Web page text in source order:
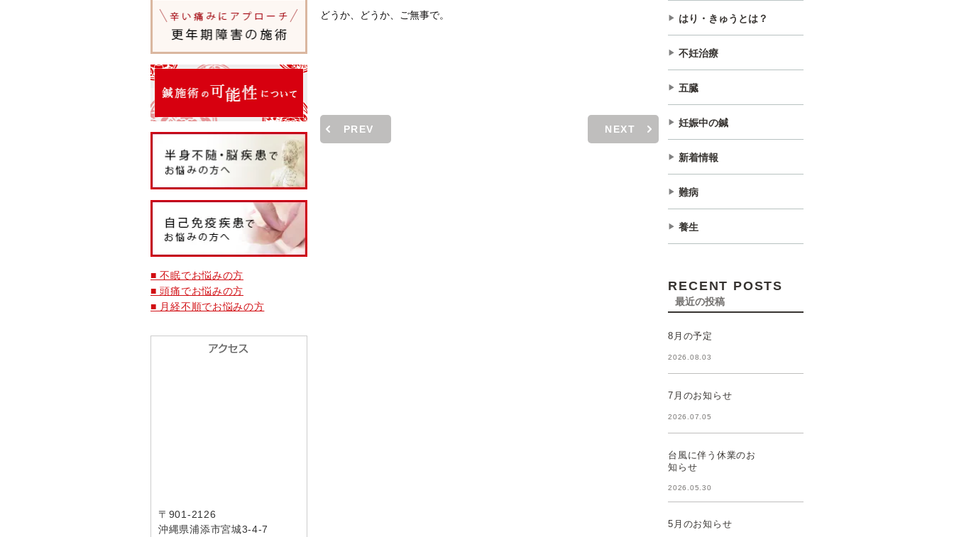
■ 不眠でお悩みの方
■ 頭痛でお悩みの方
■ 月経不順でお悩みの方
〒901-2126
沖縄県浦添市宮城3-4-7
どうか、どうか、ご無事で。
PREV NEXT
はり・きゅうとは？
不妊治療
五臓
妊娠中の鍼
新着情報
難病
養生
RECENT POSTS
最近の投稿
8月の予定
2026.08.03
7月のお知らせ
2026.07.05
台風に伴う休業のお
知らせ
2026.05.30
5月のお知らせ